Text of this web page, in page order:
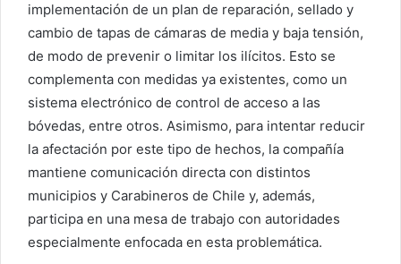
implementación de un plan de reparación, sellado y
cambio de tapas de cámaras de media y baja tensión,
de modo de prevenir o limitar los ilícitos. Esto se
complementa con medidas ya existentes, como un
sistema electrónico de control de acceso a las
bóvedas, entre otros. Asimismo, para intentar reducir
la afectación por este tipo de hechos, la compañía
mantiene comunicación directa con distintos
municipios y Carabineros de Chile y, además,
participa en una mesa de trabajo con autoridades
especialmente enfocada en esta problemática.